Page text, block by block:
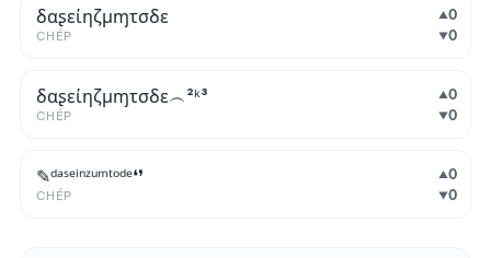
δαʂείηζμɱτσδε
CHÉP
▲0
▼0
δαʂείηζμɱτσδε︵²ᵏ³
CHÉP
▲0
▼0
✎ᵈᵃˢᵉⁱⁿᶻᵘᵐᵗᵒᵈᵉ❛❜
CHÉP
▲0
▼0